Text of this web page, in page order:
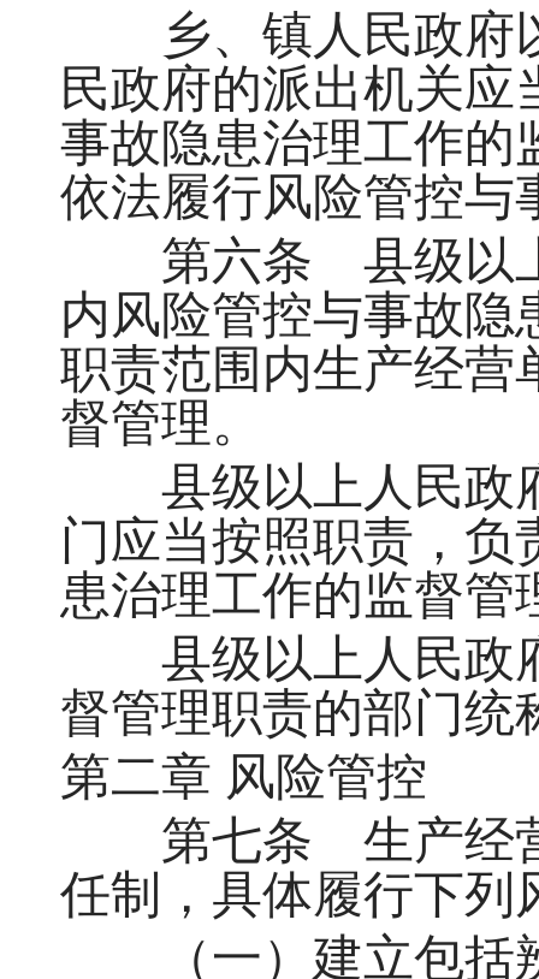
乡、镇人民政府以
民政府的派出机关
事故隐患治理工作的
依法履行风险管控与
第六条 县级以上
内风险管控与事故隐
职责范围内生产经营
督管理。
县级以上人民政府
门应当按照职责，负
患治理工作的监督管
县级以上人民政府
督管理职责的部门统
第二章 风险管控
第七条 生产经营
任制，具体履行下列
（一）建立包括辨